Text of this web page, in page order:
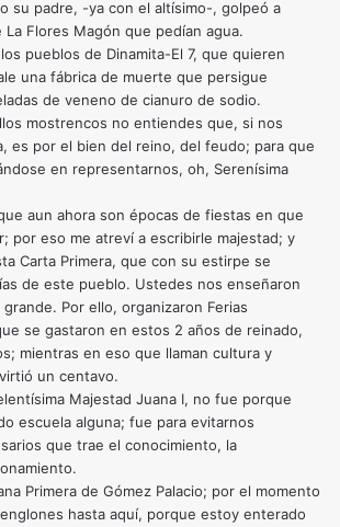
su padre, -ya con el altísimo-, golpeó a
Flores Magón que pedían agua.
pueblos de Dinamita-El 7, que quieren
una fábrica de muerte que persigue
de veneno de cianuro de sodio.
mostrencos no entiendes que, si nos
es por el bien del reino, del feudo; para que
en representarnos, oh, Serenísima
aun ahora son épocas de fiestas en que
por eso me atreví a escribirle majestad; y
Carta Primera, que con su estirpe se
de este pueblo. Ustedes nos enseñaron
Por ello, organizaron Ferias
se gastaron en estos 2 años de reinado,
mientras en eso que llaman cultura y
un centavo.
Majestad Juana I, no fue porque
escuela alguna; fue para evitarnos
que trae el conocimiento, la
Primera de Gómez Palacio; por el momento
hasta aquí, porque estoy enterado